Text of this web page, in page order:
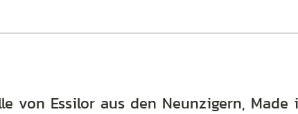
von Essilor aus den Neunzigern,